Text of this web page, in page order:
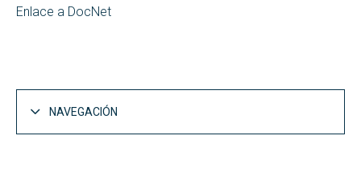
Enlace a DocNet
NAVEGACIÓN